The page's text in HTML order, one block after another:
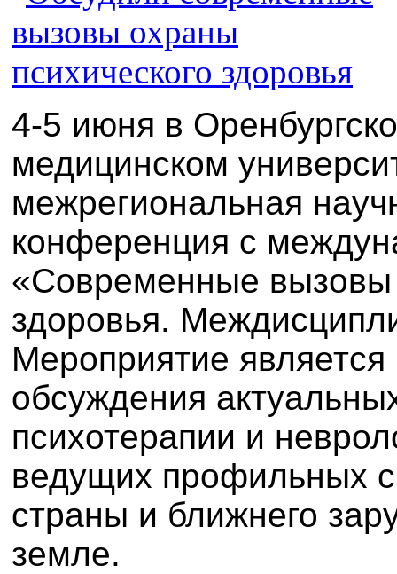
4-5 июня в
медицинском
межрегиональная
конференция с
«Современные вызовы
здоровья.
Мероприятие
обсуждения
психотерапии и
ведущих профильных
страны и ближнего
земле.